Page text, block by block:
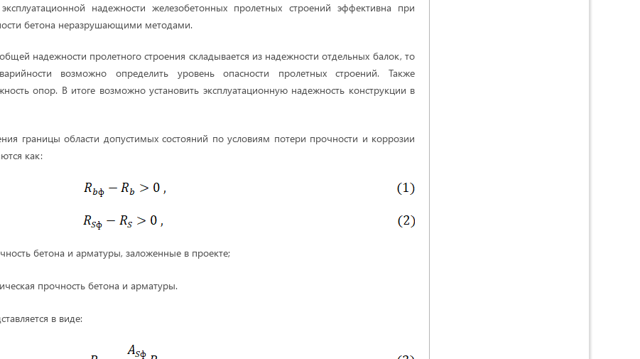
надежности железобетонных пролетных строений эффективна при
бетона неразрушающими методами.
надежности пролетного строения складывается из надежности отдельных балок, то
возможно определить уровень опасности пролетных строений. Также
опор. В итоге возможно установить эксплуатационную надежность конструкции в
границы области допустимых состояний по условиям потери прочности и коррозии
как:
бетона и арматуры, заложенные в проекте;
прочность бетона и арматуры.
в виде: